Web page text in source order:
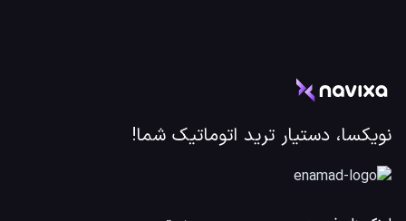
نویکسا، دستیار ترید اتوماتیک شما!